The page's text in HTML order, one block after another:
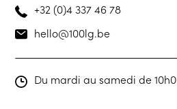
+32 (0)4 337 46 78
hello@100lg.be
Du mardi au samedi de